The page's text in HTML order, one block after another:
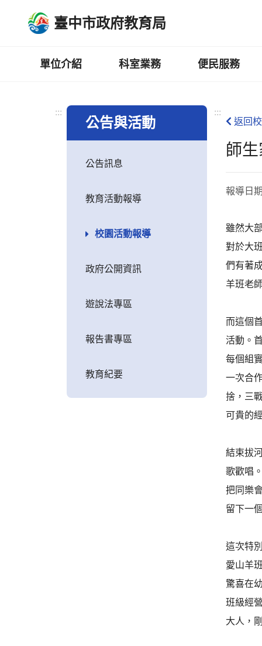
臺中市政府教育局
單位介紹 科室業務 便民服務
:::
公告與活動
公告訊息
教育活動報導
校園活動報導
政府公開資訊
遊說法專區
報告書專區
教育紀要
:::
返回
師
報導日
雖然大
對於大
們有著
羊班老
而這個
活動。
每個組
一次合
捨，三
可貴的
結束拔
歌歡唱
把同樂
留下一
這次特
愛山羊
驚喜在
班級經
大人，